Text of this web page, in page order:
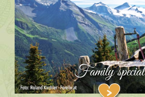
Family special